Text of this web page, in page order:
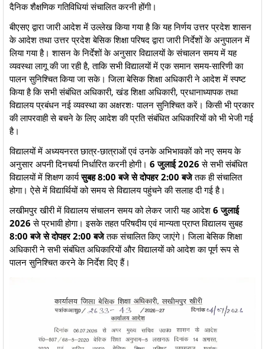
दैनिक शैक्षणिक गतिविधियां संचालित करनी होंगी।
बीएसए द्वारा जारी आदेश में उल्लेख किया गया है कि यह निर्णय उत्तर प्रदेश शासन
के आदेश तथा उत्तर प्रदेश बेसिक शिक्षा परिषद द्वारा जारी निर्देशों के अनुपालन में
लिया गया है। शासन के निर्देशों के अनुसार विद्यालयों के संचालन समय में यह
व्यवस्था लागू की जा रही है, ताकि सभी विद्यालयों में एक समान समय-सारिणी का
पालन सुनिश्चित किया जा सके। जिला बेसिक शिक्षा अधिकारी ने आदेश में स्पष्ट
किया है कि सभी संबंधित अधिकारी, खंड शिक्षा अधिकारी, प्रधानाध्यापक तथा
विद्यालय प्रबंधन नई व्यवस्था का अक्षरशः पालन सुनिश्चित करें। किसी भी प्रकार
की लापरवाही से बचने के लिए आदेश की प्रति संबंधित अधिकारियों को भी भेजी गई
है।
विद्यालयों में अध्ययनरत छात्र-छात्राओं एवं उनके अभिभावकों को नए समय के
अनुसार अपनी दिनचर्या निर्धारित करनी होगी। 6 जुलाई 2026 से सभी संबंधित
विद्यालयों में शिक्षण कार्यसुबह 8:00 बजे से दोपहर 2:00 बजेतक ही संचालित
होगा। ऐसे में विद्यार्थियों को समय से विद्यालय पहुंचने की सलाह दी गई है।
लखीमपुर खीरी में विद्यालय संचालन समय को लेकर जारी यह आदेश 6 जुलाई
2026 से प्रभावी होगा। इसके तहत परिषदीय एवं मान्यता प्राप्त विद्यालय सुबह
8:00 बजे से दोपहर 2:00 बजेतक संचालित किए जाएंगे। जिला बेसिक शिक्षा
अधिकारी ने सभी संबंधित अधिकारियों और विद्यालयों को आदेश का पूर्ण रूप से
पालन सुनिश्चित करने के निर्देश दिए हैं।